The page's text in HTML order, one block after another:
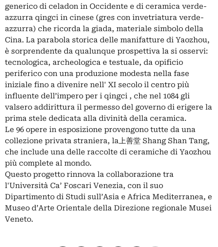
generico di celadon in Occidente e di ceramica verde-
azzurra qingci in cinese (gres con invetriatura verde-
azzurra) che ricorda la giada, materiale simbolo della
Cina. La parabola storica delle manifatture di Yaozhou,
è sorprendente da qualunque prospettiva la si osservi:
tecnologica, archeologica e testuale, da opificio
periferico con una produzione modesta nella fase
iniziale fino a divenire nell' XI secolo il centro più
influente dell’impero per i qingci , che nel 1084 gli
valsero addirittura il permesso del governo di erigere la
prima stele dedicata alla divinità della ceramica.
Le 96 opere in esposizione provengono tutte da una
collezione privata straniera, la上善堂 Shang Shan Tang,
che include una delle raccolte di ceramiche di Yaozhou
più complete al mondo.
Questo progetto rinnova la collaborazione tra
l'Università Ca’ Foscari Venezia, con il suo
Dipartimento di Studi sull’Asia e Africa Mediterranea, e
Museo d’Arte Orientale della Direzione regionale Musei
Veneto.